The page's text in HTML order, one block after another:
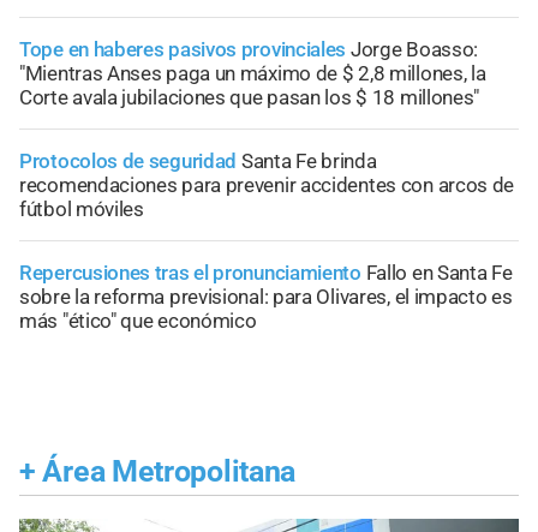
Tope en haberes pasivos provinciales Jorge Boasso:
"Mientras Anses paga un máximo de $ 2,8 millones, la
Corte avala jubilaciones que pasan los $ 18 millones"
Protocolos de seguridad Santa Fe brinda
recomendaciones para prevenir accidentes con arcos de
fútbol móviles
Repercusiones tras el pronunciamiento Fallo en Santa Fe
sobre la reforma previsional: para Olivares, el impacto es
más "ético" que económico
+ Área Metropolitana